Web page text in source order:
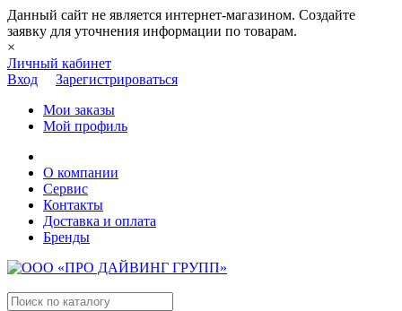
Данный сайт не является интернет-магазином. Создайте
заявку для уточнения информации по товарам.
×
Личный кабинет
Вход
Зарегистрироваться
Мои заказы
Мой профиль
О компании
Сервис
Контакты
Доставка и оплата
Бренды